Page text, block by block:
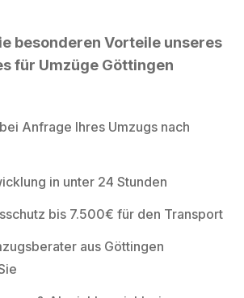
besonderen Vorteile unseres
für Umzüge Göttingen
Anfrage Ihres Umzugs nach
in unter 24 Stunden
bis 7.500€ für den Transport
aus Göttingen